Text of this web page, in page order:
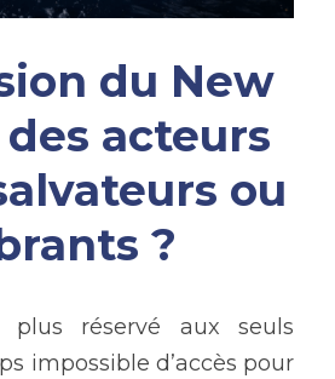
du New
des acteurs
ou
?
plus réservé aux seuls
impossible d’accès pour